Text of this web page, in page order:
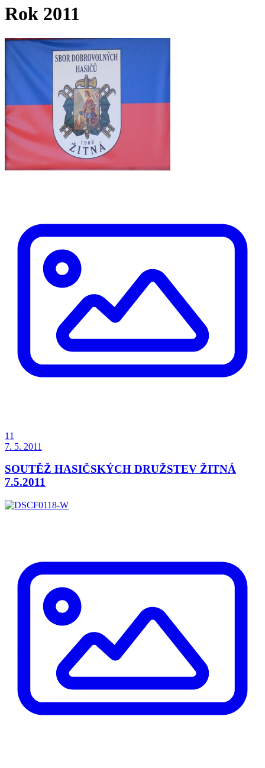
Rok 2011
11
7. 5. 2011
SOUTĚŽ HASIČSKÝCH DRUŽSTEV ŽITNÁ
7.5.2011